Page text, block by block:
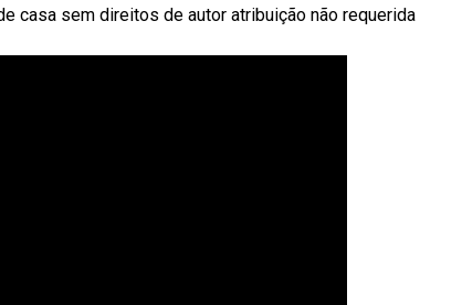
casa sem direitos de autor atribuição não requerida